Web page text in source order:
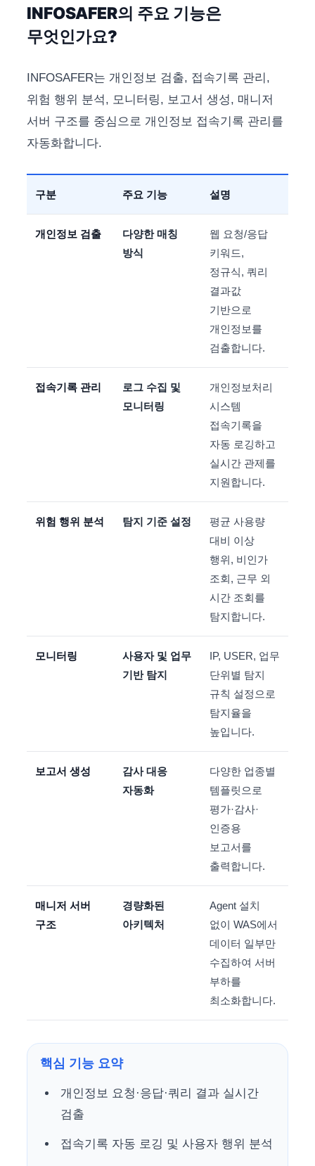
INFOSAFER의 주요 기능은
무엇인가요?
INFOSAFER는 개인정보 검출, 접속기록 관리,
위험 행위 분석, 모니터링, 보고서 생성, 매니저
서버 구조를 중심으로 개인정보 접속기록 관리를
자동화합니다.
구분 주요 기능 설명
개인정보 검출
다양한 매칭
방식
웹 요청/응답
키워드,
정규식, 쿼리
결과값
기반으로
개인정보를
검출합니다.
접속기록 관리
로그 수집 및
모니터링
개인정보처리
시스템
접속기록을
자동 로깅하고
실시간 관제를
지원합니다.
위험 행위 분석 탐지 기준 설정
평균 사용량
대비 이상
행위, 비인가
조회, 근무 외
시간 조회를
탐지합니다.
모니터링
사용자 및 업무
기반 탐지
IP, USER, 업무
단위별 탐지
규칙 설정으로
탐지율을
높입니다.
보고서 생성
감사 대응
자동화
다양한 업종별
템플릿으로
평가·감사·
인증용
보고서를
출력합니다.
매니저 서버
구조
경량화된
아키텍처
Agent 설치
없이 WAS에서
데이터 일부만
수집하여 서버
부하를
최소화합니다.
핵심 기능 요약
개인정보 요청·응답·쿼리 결과 실시간
검출
접속기록 자동 로깅 및 사용자 행위 분석